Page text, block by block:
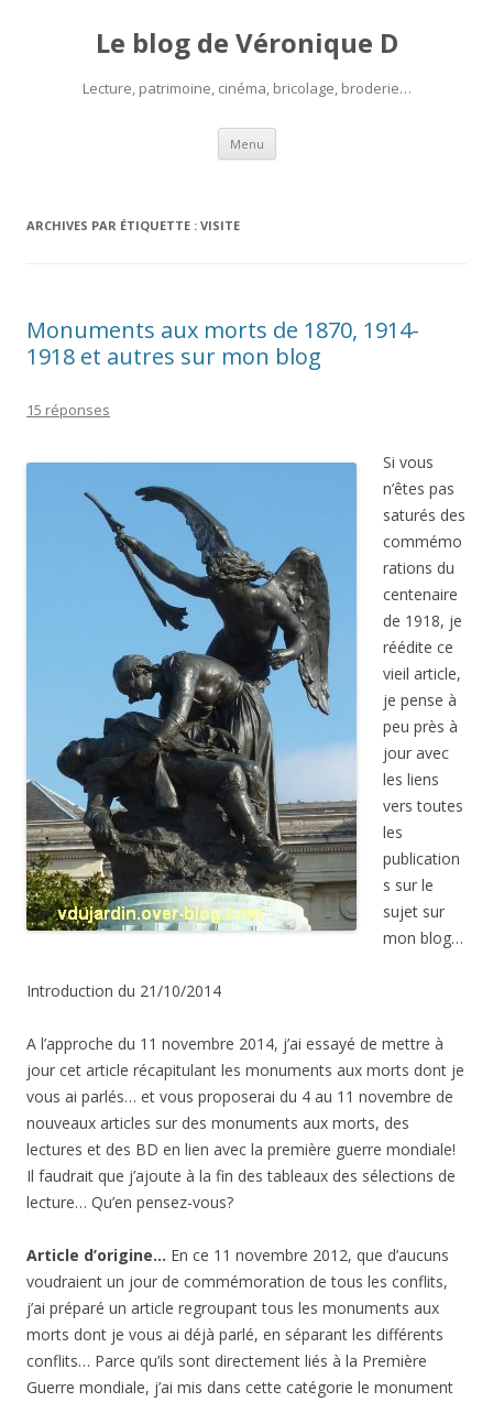
Le blog de Véronique D
Lecture, patrimoine, cinéma, bricolage, broderie…
Menu Aller
contenu
ARCHIVES PAR ÉTIQUETTE : VISITE
Monuments aux morts de 1870, 1914-
1918 et autres sur mon blog
15 réponses
Si vous
n’êtes pas
saturés des
commémo
rations du
centenaire
de 1918, je
réédite ce
vieil article,
je pense à
peu près à
jour avec
les liens
vers toutes
les
publication
s sur le
sujet sur
mon blog…
Introduction du 21/10/2014
A l’approche du 11 novembre 2014, j’ai essayé de mettre à
jour cet article récapitulant les monuments aux morts dont je
vous ai parlés… et vous proposerai du 4 au 11 novembre de
nouveaux articles sur des monuments aux morts, des
lectures et des BD en lien avec la première guerre mondiale!
Il faudrait que j’ajoute à la fin des tableaux des sélections de
lecture… Qu’en pensez-vous?
Article d’origine… En ce 11 novembre 2012, que d’aucuns
voudraient un jour de commémoration de tous les conflits,
j’ai préparé un article regroupant tous les monuments aux
morts dont je vous ai déjà parlé, en séparant les différents
conflits… Parce qu’ils sont directement liés à la Première
Guerre mondiale, j’ai mis dans cette catégorie le monument